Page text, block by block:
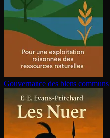
Gouvernance des biens communs